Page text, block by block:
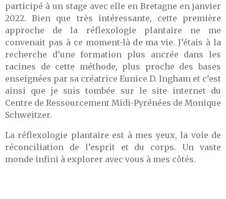
participé à un stage avec elle en Bretagne en janvier
2022. Bien que très intéressante, cette première
approche de la réflexologie plantaire ne me
convenait pas à ce moment-là de ma vie. J’étais à la
recherche d’une formation plus ancrée dans les
racines de cette méthode, plus proche des bases
enseignées par sa créatrice Eunice D. Ingham et c’est
ainsi que je suis tombée sur le site internet du
Centre de Ressourcement Midi-Pyrénées de Monique
Schweitzer.
La réflexologie plantaire est à mes yeux, la voie de
réconciliation de l’esprit et du corps. Un vaste
monde infini à explorer avec vous à mes côtés.